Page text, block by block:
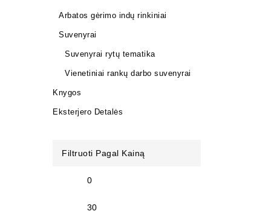
Arbatos gėrimo indų rinkiniai
Suvenyrai
Suvenyrai rytų tematika
Vienetiniai rankų darbo suvenyrai
Knygos
Eksterjero Detalės
Filtruoti Pagal Kainą